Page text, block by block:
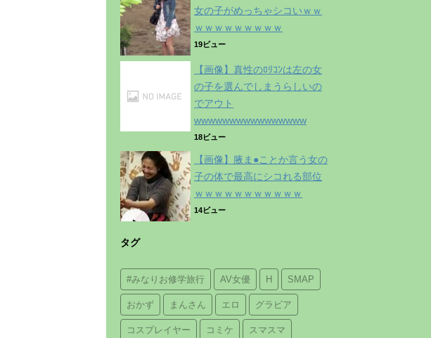
女の子がめっちゃシコいｗｗ
ｗｗｗｗｗｗｗｗｗ
19ビュー
【画像】真性のﾛﾘｺﾝは左の女
の子を選んでしまうらしいの
でアウト
wwwwwwwwwwwwwwww
18ビュー
【画像】腋ま●ことか言う女の
子の体で最高にシコれる部位
ｗｗｗｗｗｗｗｗｗｗｗ
14ビュー
タグ
#みなりお修学旅行 AV女優 H SMAP
おかず まんさん エロ グラビア
コスプレイヤー コミケ スマスマ